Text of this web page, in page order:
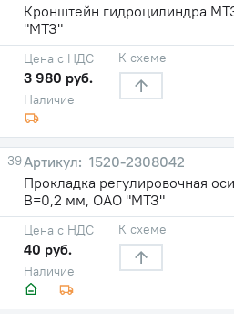
Кронштейн гидроцилиндра
"МТЗ"
Наличие
Цена с НДС
3 980 руб.
К схеме
39
1520-2308042
Прокладка регулировочная
В=0,2 мм, ОАО "МТЗ"
Наличие
Цена с НДС
40 руб.
К схеме